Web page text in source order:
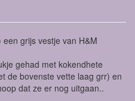
grijs vestje van H&M
gehad met kokendhete
de bovenste vette laag grr) en
dat ze er nog uitgaan..